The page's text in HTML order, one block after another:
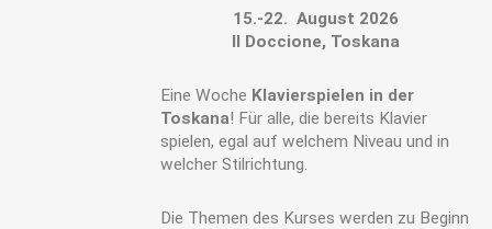
15.-22. August 2026
Il Doccione, Toskana
Eine Woche Klavierspielen in der
Toskana! Für alle, die bereits Klavier
spielen, egal auf welchem Niveau und in
welcher Stilrichtung.
Die Themen des Kurses werden zu Beginn